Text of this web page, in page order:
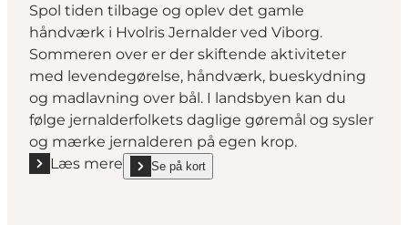
Spol tiden tilbage og oplev det gamle
håndværk i Hvolris Jernalder ved Viborg.
Sommeren over er der skiftende aktiviteter
med levendegørelse, håndværk, bueskydning
og madlavning over bål. I landsbyen kan du
følge jernalderfolkets daglige gøremål og sysler
og mærke jernalderen på egen krop.
Læs mere
Læs mere "Hvolris Jernalder ved Viborg"
Se på kort
show Hvolris Jernalder ved Viborg on_map